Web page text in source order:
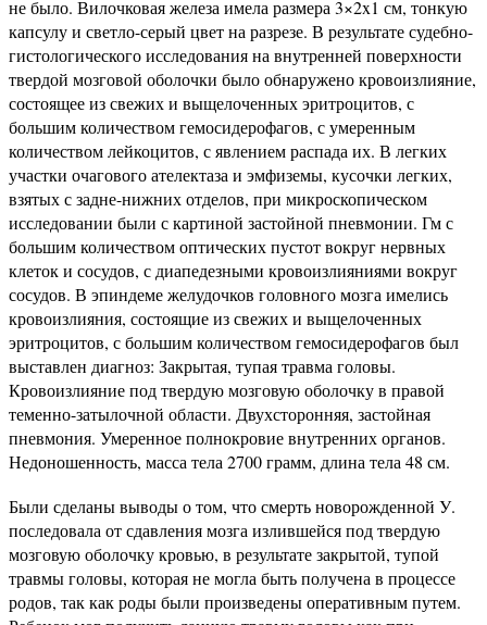
не было. Вилочковая железа имела размера 3×2x1 см, тонкую
капсулу и светло-серый цвет на разрезе. В результате судебно-
гистологического исследования на внутренней поверхности
твердой мозговой оболочки было обнаружено кровоизлияние,
состоящее из свежих и выщелоченных эритроцитов, с
большим количеством гемосидерофагов, с умеренным
количеством лейкоцитов, с явлением распада их. В легких
участки очагового ателектаза и эмфиземы, кусочки легких,
взятых с задне-нижних отделов, при микроскопическом
исследовании были с картиной застойной пневмонии. Гм с
большим количеством оптических пустот вокруг нервных
клеток и сосудов, с диапедезными кровоизлияниями вокруг
сосудов. В эпиндеме желудочков головного мозга имелись
кровоизлияния, состоящие из свежих и выщелоченных
эритроцитов, с большим количеством гемосидерофагов был
выставлен диагноз: Закрытая, тупая травма головы.
Кровоизлияние под твердую мозговую оболочку в правой
теменно-затылочной области. Двухсторонняя, застойная
пневмония. Умеренное полнокровие внутренних органов.
Недоношенность, масса тела 2700 грамм, длина тела 48 см.
Были сделаны выводы о том, что смерть новорожденной У.
последовала от сдавления мозга излившейся под твердую
мозговую оболочку кровью, в результате закрытой, тупой
травмы головы, которая не могла быть получена в процессе
родов, так как роды были произведены оперативным путем.